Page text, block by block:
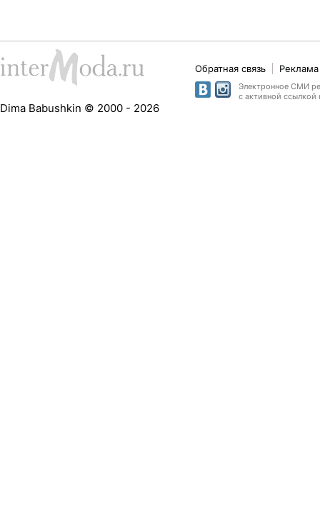
Dima Babushkin © 2000 - 2026
Обратная связь
Электронное СМИ
с активной ссылкой